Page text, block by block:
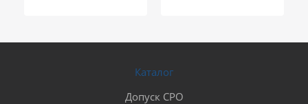
Каталог
Допуск СРО